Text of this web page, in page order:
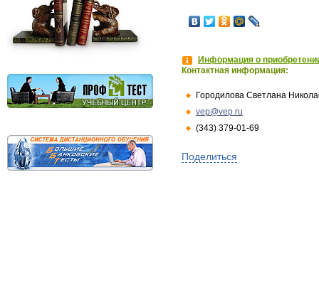
Информация о
Контактная информация:
Городилова Светлана
vep@vep.ru
(343) 379-01-69
Поделиться